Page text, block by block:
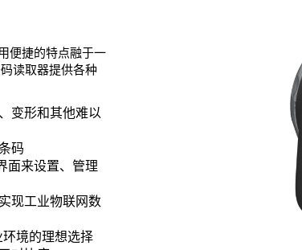
便捷的特点融于一
读取器提供各种
变形和其他难以
条码
面来设置、管理
现工业物联网数
境的理想选择